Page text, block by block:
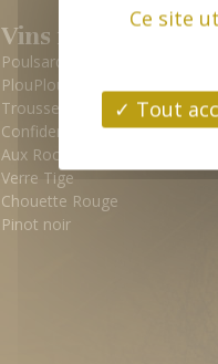
Vins rouges
Poulsard
PlouPlou d'or
Trousseau
Confidence
Aux Rochettes
Verre Tige
Chouette Rouge
Pinot noir
Ce site
Tout